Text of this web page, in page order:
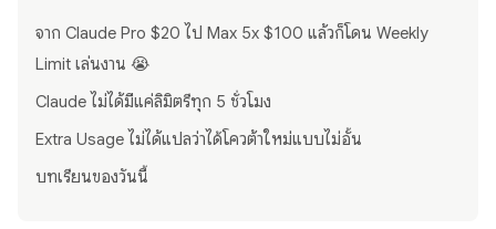
จาก Claude Pro $20 ไป Max 5x $100 แล้วก็โดน Weekly
Limit เล่นงาน 😭
Claude ไม่ได้มีแค่ลิมิตรีทุก 5 ชั่วโมง
Extra Usage ไม่ได้แปลว่าได้โควต้าใหม่แบบไม่อั้น
บทเรียนของวันนี้